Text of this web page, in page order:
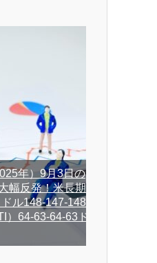
年）9月3日の
幅反発！米長期
ル148-147-148
）64-63-64-63ド